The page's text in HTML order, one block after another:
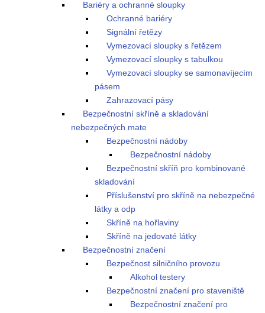
Bariéry a ochranné sloupky
Ochranné bariéry
Signální řetězy
Vymezovací sloupky s řetězem
Vymezovací sloupky s tabulkou
Vymezovací sloupky se samonavíjecím
pásem
Zahrazovací pásy
Bezpečnostní skříně a skladování
nebezpečných mate
Bezpečnostní nádoby
Bezpečnostní nádoby
Bezpečnostní skříň pro kombinované
skladování
Příslušenství pro skříně na nebezpečné
látky a odp
Skříně na hořlaviny
Skříně na jedovaté látky
Bezpečnostní značení
Bezpečnost silničního provozu
Alkohol testery
Bezpečnostní značení pro staveniště
Bezpečnostní značení pro